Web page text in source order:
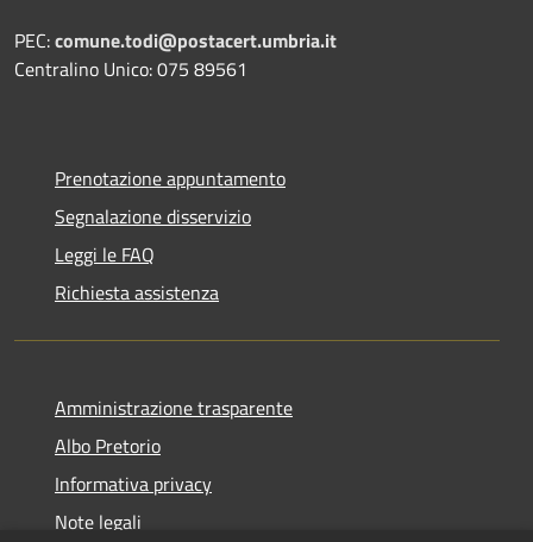
PEC:comune.todi@postacert.umbria.it
Centralino Unico: 075 89561
Prenotazione appuntamento
Segnalazione disservizio
Leggi le FAQ
Richiesta assistenza
Amministrazione trasparente
Albo Pretorio
Informativa privacy
Note legali